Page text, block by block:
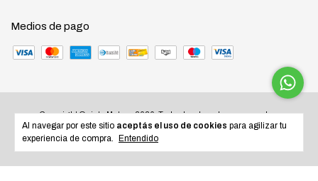
Al navegar por este sitio aceptás el uso de cookies para agilizar tu
experiencia de compra.
Entendido
Medios de pago
Copyright Quinta Motos - 2026. Todos los derechos reservados.